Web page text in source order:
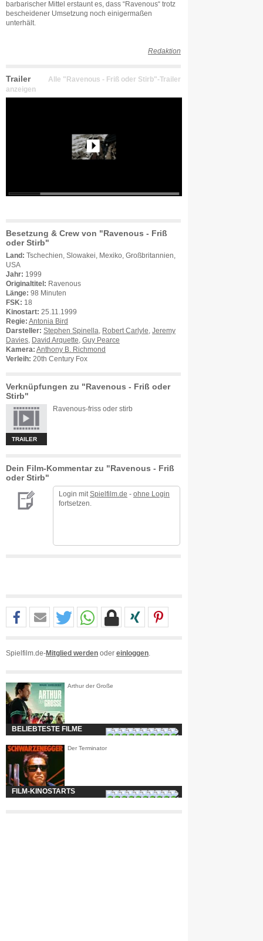
barbarischer Mittel erstaunt es, dass “Ravenous“ trotz
bescheidener Umsetzung noch einigermaßen
unterhält.
Redaktion
Trailer
Alle "Ravenous - Friß oder Stirb"-Trailer
anzeigen
Besetzung & Crew von "Ravenous - Friß
oder Stirb"
Land: Tschechien, Slowakei, Mexiko, Großbritannien,
USA
Jahr: 1999
Originaltitel: Ravenous
Länge: 98 Minuten
FSK: 18
Kinostart: 25.11.1999
Regie: Antonia Bird
Darsteller: Stephen Spinella Robert Carlyle Jeremy
Davies
David Arquette Guy Pearce
Kamera: Anthony B. Richmond
Verleih: 20th Century Fox
Verknüpfungen zu "Ravenous - Friß oder
Stirb"
TRAILER
Ravenous-friss oder stirb
Dein Film-Kommentar zu "Ravenous - Friß
oder Stirb"
Login mit Spielfilm.de - ohne Login
fortsetzen.
Spielfilm.de-Mitglied werden oder einloggen
Arthur der Große
BELIEBTESTE FILME
Der Terminator
FILM-KINOSTARTS